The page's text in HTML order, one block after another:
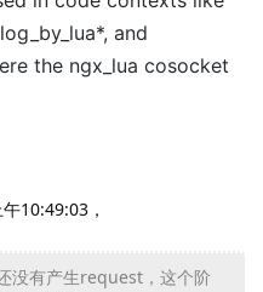
and
the ngx_lua cosocket
10:49:03，
没有产生request，这个阶